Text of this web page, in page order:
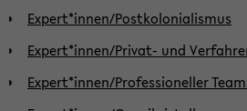
Expert*innen/Postkolonialismus
Expert*innen/Privat- und
Expert*innen/Professioneller